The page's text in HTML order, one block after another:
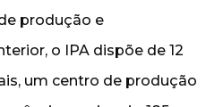
produção e
o IPA dispõe de 12
um centro de produção